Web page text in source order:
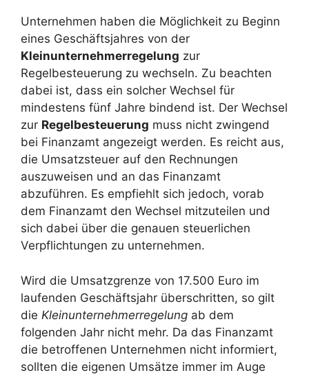
Unternehmen haben die Möglichkeit zu Beginn
eines Geschäftsjahres von der
Kleinunternehmerregelung zur
Regelbesteuerung zu wechseln. Zu beachten
dabei ist, dass ein solcher Wechsel für
mindestens fünf Jahre bindend ist. Der Wechsel
zur Regelbesteuerung muss nicht zwingend
bei Finanzamt angezeigt werden. Es reicht aus,
die Umsatzsteuer auf den Rechnungen
auszuweisen und an das Finanzamt
abzuführen. Es empfiehlt sich jedoch, vorab
dem Finanzamt den Wechsel mitzuteilen und
sich dabei über die genauen steuerlichen
Verpflichtungen zu unternehmen.
Wird die Umsatzgrenze von 17.500 Euro im
laufenden Geschäftsjahr überschritten, so gilt
die Kleinunternehmerregelung ab dem
folgenden Jahr nicht mehr. Da das Finanzamt
die betroffenen Unternehmen nicht informiert,
sollten die eigenen Umsätze immer im Auge